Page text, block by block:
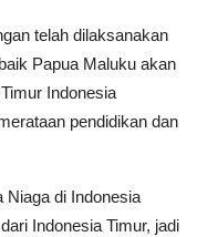
telah dilaksanakan
Papua Maluku akan
Indonesia
pendidikan dan
Niaga di Indonesia
Indonesia Timur, jadi